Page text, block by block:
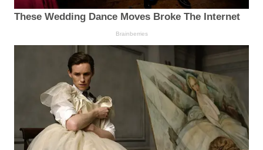
These Wedding Dance Moves Broke The Internet
Brainberries